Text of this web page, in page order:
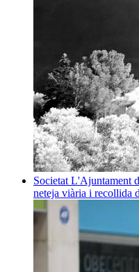
Societat L'Ajuntament
neteja viària i recollida